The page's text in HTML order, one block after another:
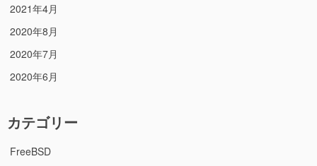
2021年4月
2020年8月
2020年7月
2020年6月
カテゴリー
FreeBSD